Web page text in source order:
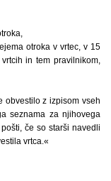
otroka v vrtec, v 15
in tem pravilnikom,
obvestilo z izpisom vseh
seznama za njihovega
če so starši navedli
vrtca.«